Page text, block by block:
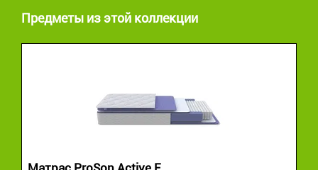
Предметы из этой коллекции